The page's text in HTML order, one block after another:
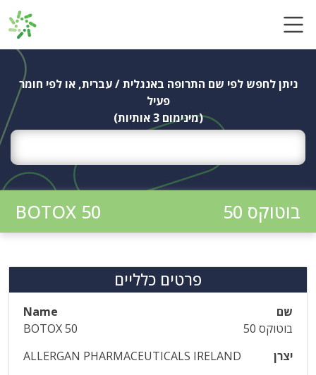
ניתן לחפש לפי שם התרופה באנגלית / עברית, או לפי חומר
פעיל
(מינימום 3 אותיות)
בוטוקס 50 BOTOX 50
פרטים כלליים
שם
Name
בוטוקס 50
BOTOX 50
יצרן
ALLERGAN PHARMACEUTICALS IRELAND